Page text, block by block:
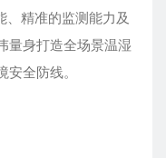
、精准的监测能力及
量身打造全场景温湿
安全防线。